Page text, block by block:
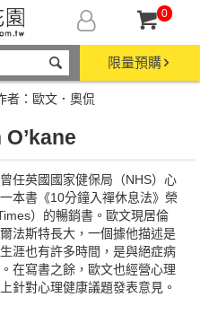
0
限量預購
者：歐文．奧侃
任英國國家健保局（NHS）心
本書《10分鐘入禪休息法》榮
）的暢銷書。歐文現居倫
法斯特長大，一個據他描述是
涯也有許多時間，是與絕症病
在寫書之餘，歐文也經營心理
針對心理健康議題發表意見。